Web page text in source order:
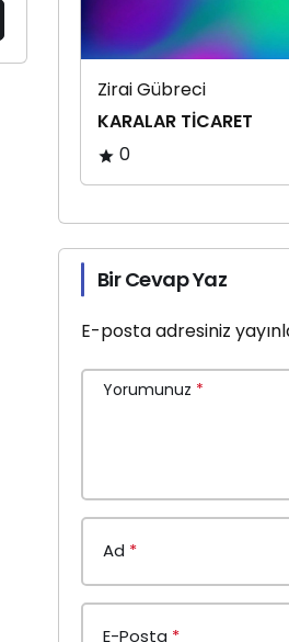
Zirai Gübreci
KARALAR TİCARET
0
Bir Cevap Yaz
E-posta adresiniz
Yorumunuz *
Ad *
E-Posta *